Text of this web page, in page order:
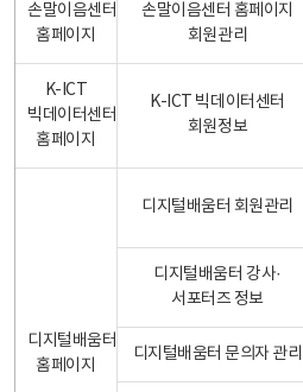
손말이음센터
홈페이지
손말이음센터 홈페이지
회원관리
K-ICT
빅데이터센터
홈페이지
K-ICT 빅데이터센터
회원정보
디지털배움터
홈페이지
디지털배움터 회원관리
디지털배움터 강사·
서포터즈 정보
디지털배움터 문의자 관리